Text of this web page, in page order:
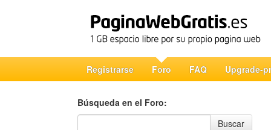
Registrarse Foro FAQ Upgrade-
Búsqueda en el Foro:
Búsqueda en el Foro
Buscar